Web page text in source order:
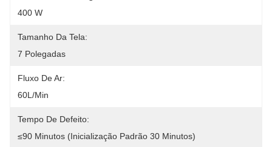
400 W
Tamanho Da Tela:
7 Polegadas
Fluxo De Ar:
60L/min
Tempo De Defeito:
≤90 Minutos (Inicialização Padrão 30 Minutos)